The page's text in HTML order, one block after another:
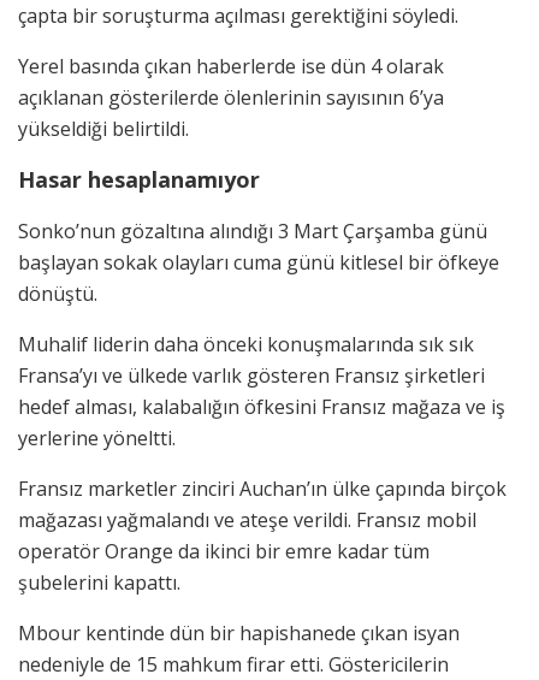
çapta bir soruşturma açılması gerektiğini söyledi.
Yerel basında çıkan haberlerde ise dün 4 olarak
açıklanan gösterilerde ölenlerinin sayısının 6’ya
yükseldiği belirtildi.
Hasar hesaplanamıyor
Sonko’nun gözaltına alındığı 3 Mart Çarşamba günü
başlayan sokak olayları cuma günü kitlesel bir öfkeye
dönüştü.
Muhalif liderin daha önceki konuşmalarında sık sık
Fransa’yı ve ülkede varlık gösteren Fransız şirketleri
hedef alması, kalabalığın öfkesini Fransız mağaza ve iş
yerlerine yöneltti.
Fransız marketler zinciri Auchan’ın ülke çapında birçok
mağazası yağmalandı ve ateşe verildi. Fransız mobil
operatör Orange da ikinci bir emre kadar tüm
şubelerini kapattı.
Mbour kentinde dün bir hapishanede çıkan isyan
nedeniyle de 15 mahkum firar etti. Göstericilerin